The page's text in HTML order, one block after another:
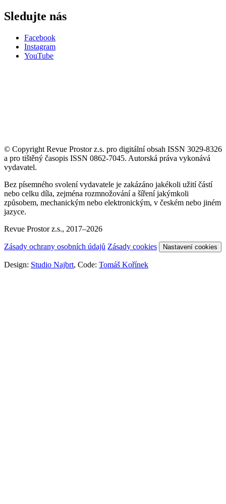
Sledujte nás
Facebook
Instagram
YouTube
© Copyright Revue Prostor z.s. pro digitální obsah ISSN 3029-8326
a pro tištěný časopis ISSN 0862-7045. Autorská práva vykonává
vydavatel.
Bez písemného svolení vydavatele je zakázáno jakékoli užití částí
nebo celku díla, zejména rozmnožování a šíření jakýmkoli
způsobem, mechanickým nebo elektronickým, v českém nebo jiném
jazyce.
Revue Prostor z.s., 2017–2026
Zásady ochrany osobních údajů Zásady cookies Nastavení cookies
Design: Studio Najbrt, Code: Tomáš Kořínek